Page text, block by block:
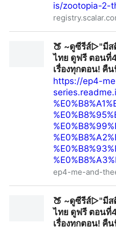
is/zootopia-2-
ออนไลน์ฟรีทั้งเรื่อง🍑 ~ดูซีรีส์▷"มีส
ไทย ดูฟรี ตอนที่
เรื่องทุกตอน! คื
https://ep4-
ที่4 UNCUT ดูย้อนหลังเต็ม
🍑 ~ดูซีรีส์▷"มีส
ไทย ดูฟรี ตอนที่
เรื่องทุกตอน! คื